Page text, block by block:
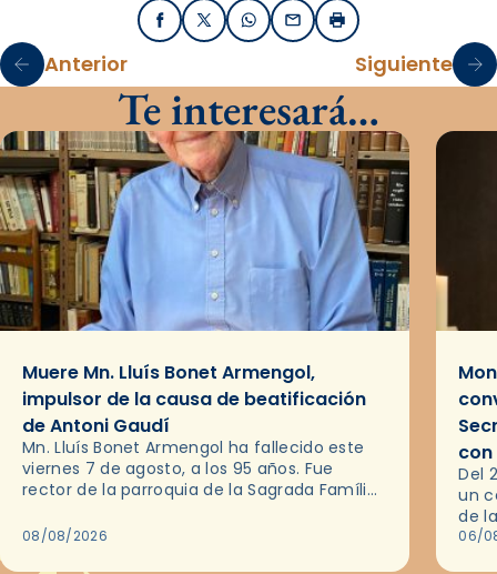
FacebookX / TwitterWhatsApp
EmailImprimir
Anterior Siguiente
Te interesará…
Muere Mn. Lluís Bonet Armengol,
impulsor de la causa de beatificación
de Antoni Gaudí
Mn. Lluís Bonet Armengol ha fallecido este
viernes 7 de agosto, a los 95 años. Fue
rector de la parroquia de la Sagrada Família
08/08/2026
Del
un
de
en
06/